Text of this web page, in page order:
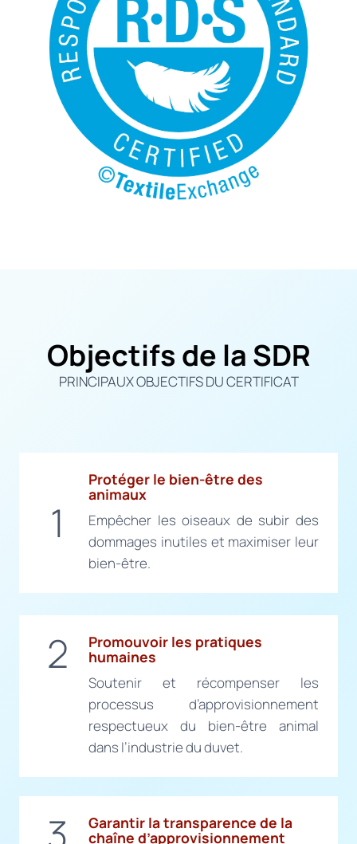
Objectifs de la SDR
PRINCIPAUX OBJECTIFS DU CERTIFICAT
1
Protéger le bien-être des
animaux
Empêcher les oiseaux de subir des
dommages inutiles et maximiser leur
bien-être.
2 Promouvoir les pratiques
humaines
Soutenir et récompenser les
processus d’approvisionnement
respectueux du bien-être animal
dans l’industrie du duvet.
Garantir la transparence de la
chaîne d’approvisionnement